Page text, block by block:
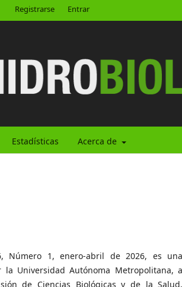
Estadísticas Acerca de
Registrarse Entrar
Número 1, enero-abril de 2026, es
Universidad Autónoma Metropolitana,
de Ciencias Biológicas y de la